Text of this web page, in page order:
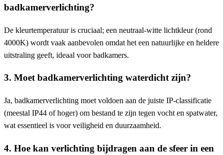
badkamerverlichting?
De kleurtemperatuur is cruciaal; een neutraal-witte lichtkleur (rond
4000K) wordt vaak aanbevolen omdat het een natuurlijke en heldere
uitstraling geeft, ideaal voor badkamers.
3. Moet badkamerverlichting waterdicht zijn?
Ja, badkamerverlichting moet voldoen aan de juiste IP-classificatie
(meestal IP44 of hoger) om bestand te zijn tegen vocht en spatwater,
wat essentieel is voor veiligheid en duurzaamheid.
4. Hoe kan verlichting bijdragen aan de sfeer in een